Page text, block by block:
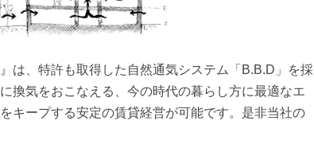
は、特許も取得した自然通気システム「B.B.D」を採
換気をおこなえる、今の時代の暮らし方に最適なエ
キープする安定の賃貸経営が可能です。是非当社の